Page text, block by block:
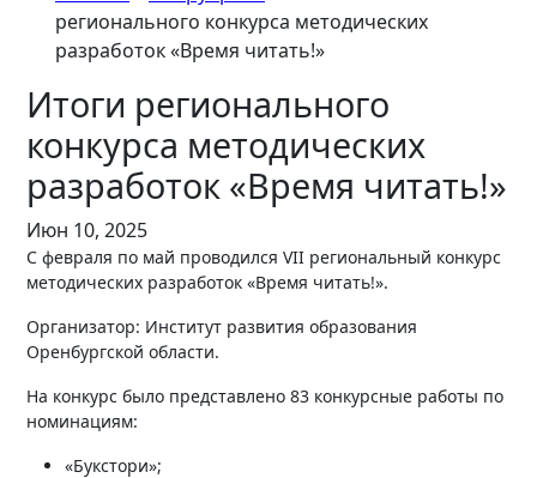
регионального конкурса методических
разработок «Время читать!»
Итоги регионального
конкурса методических
разработок «Время читать!»
Июн 10, 2025
С февраля по май проводился VII региональный конкурс
методических разработок «Время читать!».
Организатор: Институт развития образования
Оренбургской области.
На конкурс было представлено 83 конкурсные работы по
номинациям:
«Букстори»;